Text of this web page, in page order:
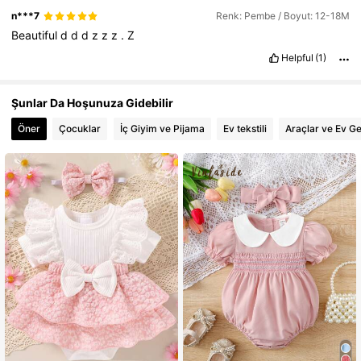
n***7 Renk: Pembe / Boyut: 12-18M
Beautifulddd z z z .Z
Helpful (1)
Şunlar Da Hoşunuza Gidebilir
Öner Çocuklar İç Giyim ve Pijama Ev tekstili Araçlar ve Ev